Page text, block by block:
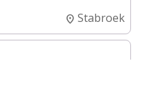
Stabroek